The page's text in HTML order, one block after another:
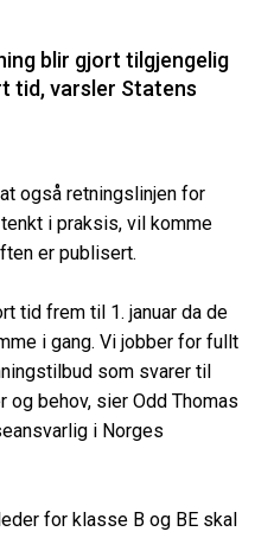
blir gjort tilgjengelig
tid, varsler Statens
også retningslinjen for
i praksis, vil komme
er publisert.
tid frem til 1. januar da de
i gang. Vi jobber for fullt
som svarer til
behov, sier Odd Thomas
i Norges
for klasse B og BE skal